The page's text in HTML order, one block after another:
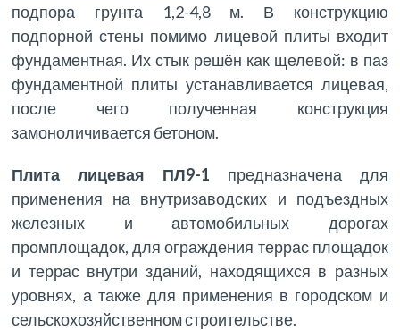
подпора грунта 1,2-4,8 м. В конструкцию
подпорной стены помимо лицевой плиты входит
фундаментная. Их стык решён как щелевой: в паз
фундаментной плиты устанавливается лицевая,
после чего полученная конструкция
замоноличивается бетоном.
Плита лицевая ПЛ9-1 предназначена для
применения на внутризаводских и подъездных
железных и автомобильных дорогах
промплощадок, для ограждения террас площадок
и террас внутри зданий, находящихся в разных
уровнях, а также для применения в городском и
сельскохозяйственном строительстве.